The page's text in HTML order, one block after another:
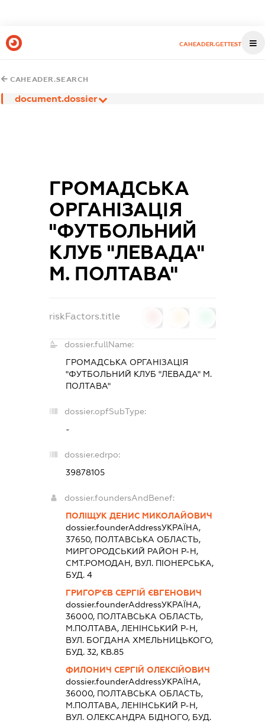
CAHEADER.GETTEST
CAHEADER.SEARCH
document.dossier
ГРОМАДСЬКА
ОРГАНІЗАЦІЯ
"ФУТБОЛЬНИЙ
КЛУБ "ЛЕВАДА"
М. ПОЛТАВА"
riskFactors.title
dossier.fullName:
ГРОМАДСЬКА ОРГАНІЗАЦІЯ
"ФУТБОЛЬНИЙ КЛУБ "ЛЕВАДА" М.
ПОЛТАВА"
dossier.opfSubType:
-
dossier.edrpo:
39878105
dossier.foundersAndBenef:
ПОЛІЩУК ДЕНИС МИКОЛАЙОВИЧ
dossier.founderAddressУКРАЇНА,
37650, ПОЛТАВСЬКА ОБЛАСТЬ,
МИРГОРОДСЬКИЙ РАЙОН Р-Н,
СМТ.РОМОДАН, ВУЛ. ПІОНЕРСЬКА,
БУД. 4
ГРИГОР'ЄВ СЕРГІЙ ЄВГЕНОВИЧ
dossier.founderAddressУКРАЇНА,
36000, ПОЛТАВСЬКА ОБЛАСТЬ,
М.ПОЛТАВА, ЛЕНІНСЬКИЙ Р-Н,
ВУЛ. БОГДАНА ХМЕЛЬНИЦЬКОГО,
БУД. 32, КВ.85
ФИЛОНИЧ СЕРГІЙ ОЛЕКСІЙОВИЧ
dossier.founderAddressУКРАЇНА,
36000, ПОЛТАВСЬКА ОБЛАСТЬ,
М.ПОЛТАВА, ЛЕНІНСЬКИЙ Р-Н,
ВУЛ. ОЛЕКСАНДРА БІДНОГО, БУД.